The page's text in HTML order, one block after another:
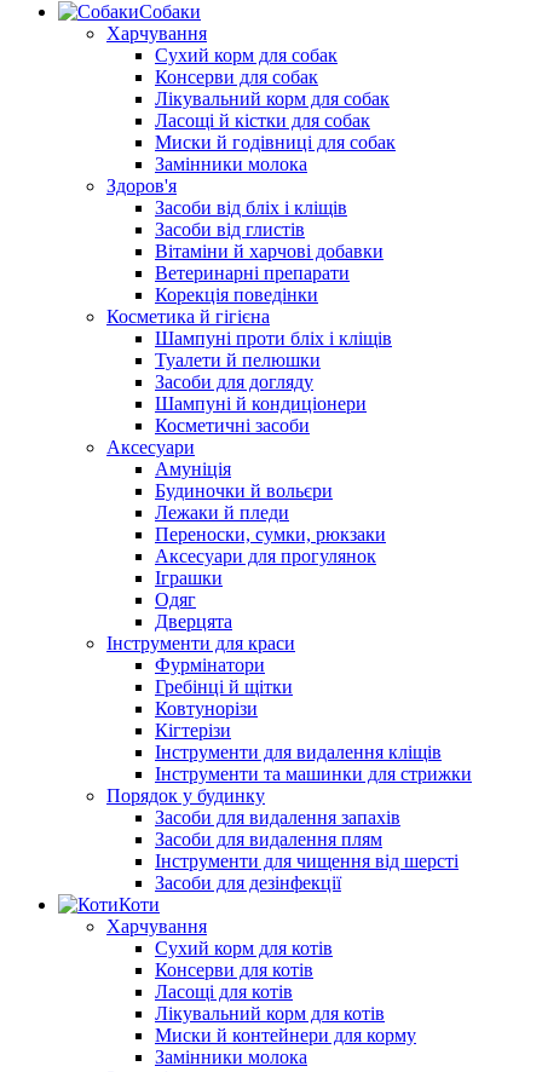
Собаки
Харчування
Сухий корм для собак
Консерви для собак
Лікувальний корм для собак
Ласощі й кістки для собак
Миски й годівниці для собак
Замінники молока
Здоров'я
Засоби від бліх і кліщів
Засоби від глистів
Вітаміни й харчові добавки
Ветеринарні препарати
Корекція поведінки
Косметика й гігієна
Шампуні проти бліх і кліщів
Туалети й пелюшки
Засоби для догляду
Шампуні й кондиціонери
Косметичні засоби
Аксесуари
Амуніція
Будиночки й вольєри
Лежаки й пледи
Переноски, сумки, рюкзаки
Аксесуари для прогулянок
Іграшки
Одяг
Дверцята
Інструменти для краси
Фурмінатори
Гребінці й щітки
Ковтунорізи
Кігтерізи
Інструменти для видалення кліщів
Інструменти та машинки для стрижки
Порядок у будинку
Засоби для видалення запахів
Засоби для видалення плям
Інструменти для чищення від шерсті
Засоби для дезінфекції
Коти
Харчування
Сухий корм для котів
Консерви для котів
Ласощі для котів
Лікувальний корм для котів
Миски й контейнери для корму
Замінники молока